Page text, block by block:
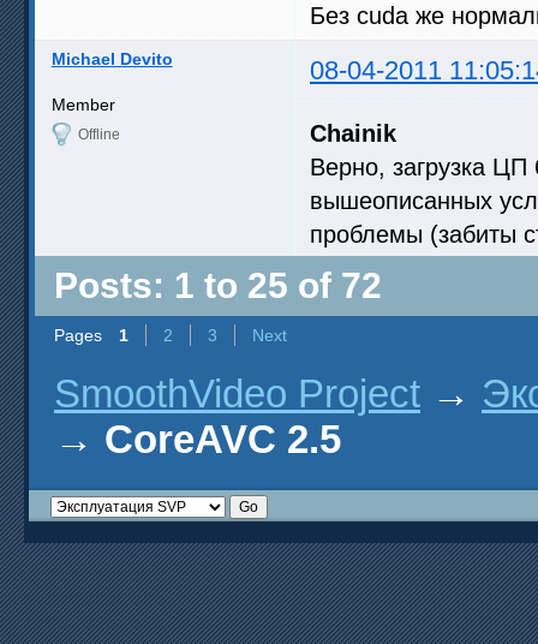
Без cuda же
Michael Devito 08-04-2011
Member
Offline
Chainik
Верно, загрузка
вышеописанных
проблемы (забиты
Posts: 1 to 25 of 72
Pages 1 2 3 Next
SmoothVideo Project →
→ CoreAVC 2.5